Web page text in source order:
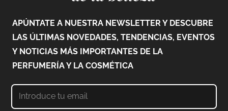
APÚNTATE A NUESTRA NEWSLETTER Y DESCUBRE
LAS ÚLTIMAS NOVEDADES, TENDENCIAS, EVENTOS
Y NOTICIAS MÁS IMPORTANTES DE LA
PERFUMERÍA Y LA COSMÉTICA